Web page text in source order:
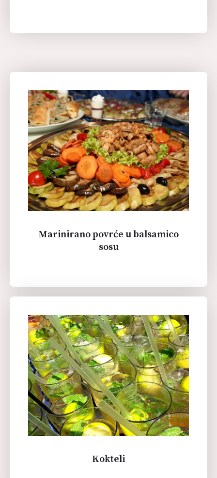
Marinirano povrće u balsamico
sosu
Kokteli